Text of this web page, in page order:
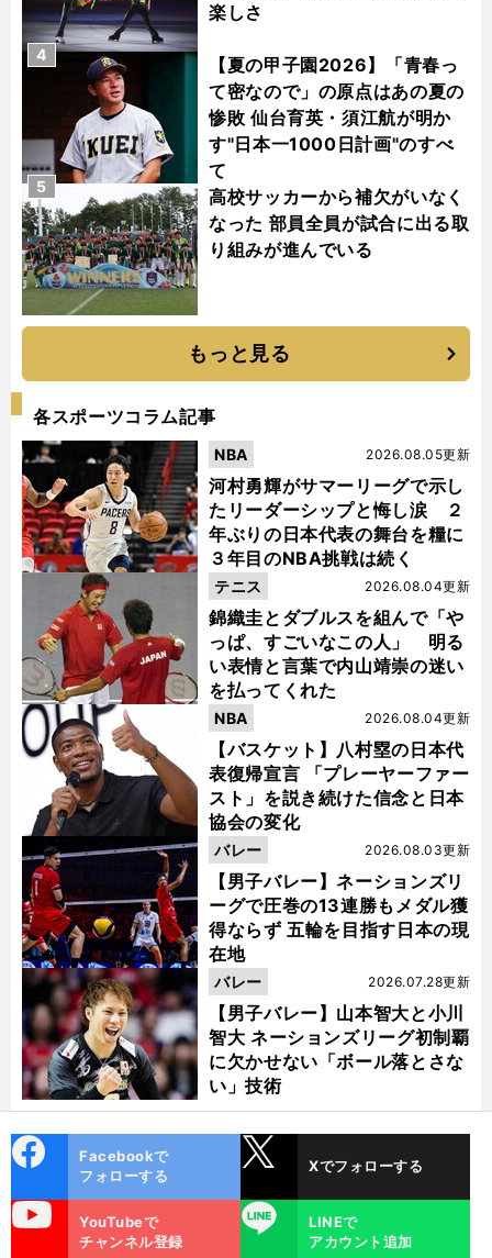
楽しさ
【夏の甲子園2026】「青春っ
て密なので」の原点はあの夏の
惨敗 仙台育英・須江航が明か
す"日本一1000日計画"のすべ
て
4
高校サッカーから補欠がいなく
なった 部員全員が試合に出る取
り組みが進んでいる
5
もっと見る
各スポーツコラム記事
河村勇輝がサマーリーグで示し
たリーダーシップと悔し涙 ２
年ぶりの日本代表の舞台を糧に
３年目のNBA挑戦は続く
2026.08.05更新
NBA
錦織圭とダブルスを組んで「や
っぱ、すごいなこの人」 明る
い表情と言葉で内山靖崇の迷い
を払ってくれた
2026.08.04更新
テニス
【バスケット】八村塁の日本代
表復帰宣言 「プレーヤーファー
スト」を説き続けた信念と日本
協会の変化
2026.08.04更新
NBA
【男子バレー】ネーションズリ
ーグで圧巻の13連勝もメダル獲
得ならず 五輪を目指す日本の現
在地
2026.08.03更新
バレー
【男子バレー】山本智大と小川
智大 ネーションズリーグ初制覇
に欠かせない「ボール落とさな
い」技術
2026.07.28更新
バレー
ok
Facebookで
フォローする
Xでフォローする
YouTubeで
チャンネル登録
LINE
LINEで
アカウント追加